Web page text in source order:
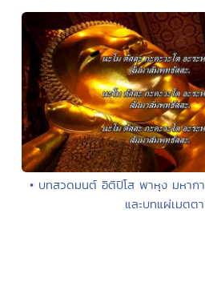
• บทสวดมนต์ อิติปิโส พาหุง มหาก
และบทแผ่เมตตา